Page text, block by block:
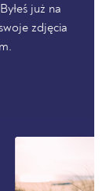
już na
zdjęcia